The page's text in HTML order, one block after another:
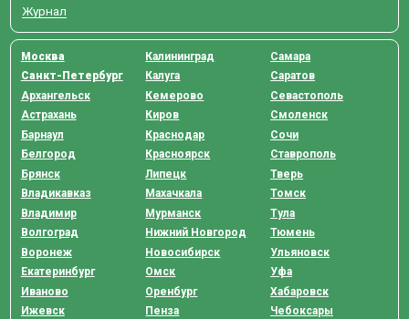
Журнал
Москва
Санкт-Петербург
Архангельск
Астрахань
Барнаул
Белгород
Брянск
Владикавказ
Владимир
Волгоград
Воронеж
Екатеринбург
Иваново
Ижевск
Калининград
Калуга
Кемерово
Киров
Краснодар
Красноярск
Липецк
Махачкала
Мурманск
Нижний Новгород
Новосибирск
Омск
Оренбург
Пенза
Самара
Саратов
Севастополь
Смоленск
Сочи
Ставрополь
Тверь
Томск
Тула
Тюмень
Ульяновск
Уфа
Хабаровск
Чебоксары